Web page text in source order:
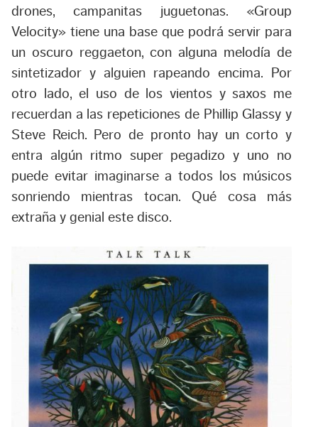
drones, campanitas juguetonas. «Group
Velocity» tiene una base que podrá servir para
un oscuro reggaeton, con alguna melodía de
sintetizador y alguien rapeando encima. Por
otro lado, el uso de los vientos y saxos me
recuerdan a las repeticiones de Phillip Glassy y
Steve Reich. Pero de pronto hay un corto y
entra algún ritmo super pegadizo y uno no
puede evitar imaginarse a todos los músicos
sonriendo mientras tocan. Qué cosa más
extraña y genial este disco.